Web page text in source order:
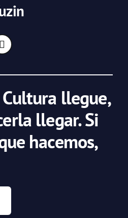
llegue,
llegar. Si
hacemos,